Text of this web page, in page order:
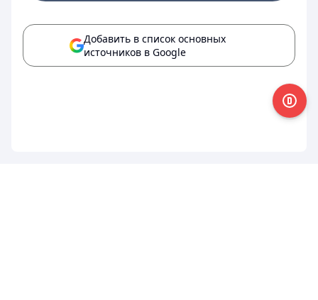
Добавить в список основных
источников в Google